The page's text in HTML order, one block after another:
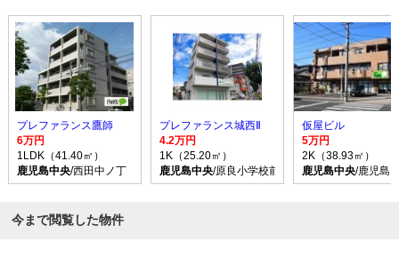
プレファランス鷹師
6万円
1LDK（41.40㎡）
鹿児島中央/西田中ノ丁 バス乗車時間6分 停歩2分
プレファランス城西Ⅱ
4.2万円
1K（25.20㎡）
鹿児島中央/原良小学校前 バス乗車時間10分
仮屋ビル
5万円
2K（38.93㎡）
鹿児島中央/鹿児島
今まで閲覧した物件